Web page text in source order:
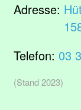
Adresse:
Telefon: 03
(Stand 2023)